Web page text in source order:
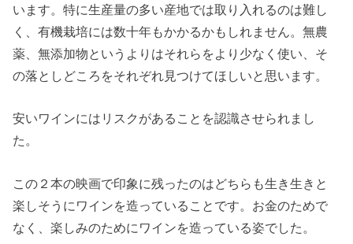
います。特に生産量の多い産地では取り入れるのは難し
く、有機栽培には数十年もかかるかもしれません。無農
薬、無添加物というよりはそれらをより少なく使い、そ
の落としどころをそれぞれ見つけてほしいと思います。
安いワインにはリスクがあることを認識させられまし
た。
この２本の映画で印象に残ったのはどちらも生き生きと
楽しそうにワインを造っていることです。お金のためで
なく、楽しみのためにワインを造っている姿でした。